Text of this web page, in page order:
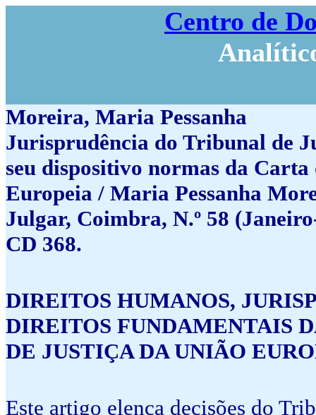
Centro de
Moreira, Maria Pessanha
Jurisprudência do Tribunal de
seu dispositivo normas da
Europeia / Maria Pessanha
Julgar, Coimbra, N.º 58
CD 368.
DIREITOS HUMANOS,
DIREITOS FUNDAMENTAIS
DE JUSTIÇA DA UNIÃO
Este artigo elenca decisões do